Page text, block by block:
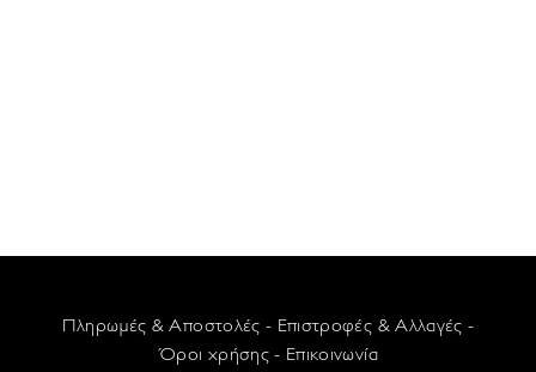
Πληρωμές & Αποστολές - Επιστροφές & Αλλαγές -
Όροι χρήσης- Επικοινωνία